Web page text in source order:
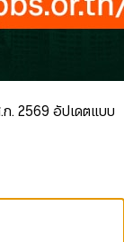
. 2569 อัปเดตแบบ